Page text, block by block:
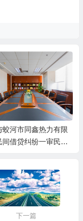
蛟河市同鑫热力有限
间借贷纠纷一审民事
下一篇